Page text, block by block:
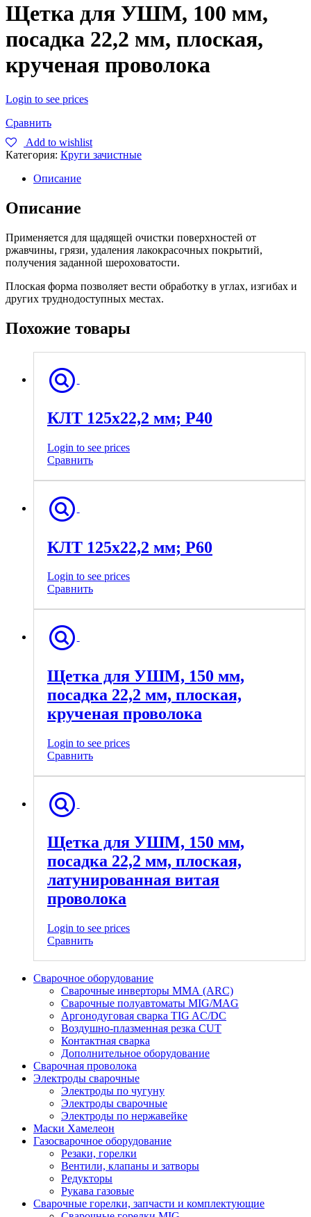
Щетка для УШМ, 100 мм,
посадка 22,2 мм, плоская,
крученая проволока
Login to see prices
Сравнить
Add to wishlist
Категория: Круги зачистные
Описание
Описание
Применяется для щадящей очистки поверхностей от
ржавчины, грязи, удаления лакокрасочных покрытий,
получения заданной шероховатости.
Плоская форма позволяет вести обработку в углах, изгибах и
других труднодоступных местах.
Похожие товары
КЛТ 125х22,2 мм; P40
Login to see prices
Сравнить
КЛТ 125х22,2 мм; P60
Login to see prices
Сравнить
Щетка для УШМ, 150 мм,
посадка 22,2 мм, плоская,
крученая проволока
Login to see prices
Сравнить
Щетка для УШМ, 150 мм,
посадка 22,2 мм, плоская,
латунированная витая
проволока
Login to see prices
Сравнить
Сварочное оборудование
Сварочные инверторы ММА (ARC)
Сварочные полуавтоматы MIG/MAG
Аргонодуговая сварка TIG AC/DC
Воздушно-плазменная резка CUT
Контактная сварка
Дополнительное оборудование
Сварочная проволока
Электроды сварочные
Электроды по чугуну
Электроды сварочные
Электроды по нержавейке
Маски Хамелеон
Газосварочное оборудование
Резаки, горелки
Вентили, клапаны и затворы
Редукторы
Рукава газовые
Сварочные горелки, запчасти и комплектующие